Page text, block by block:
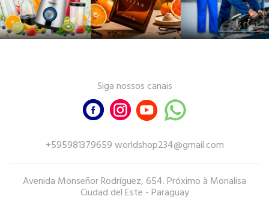
Siga nossos canais
+595981379659 worldshop234@gmail.com
Avenida Monseñor Rodríguez, 654. Próximo à Monalisa
Ciudad del Este - Paraguay